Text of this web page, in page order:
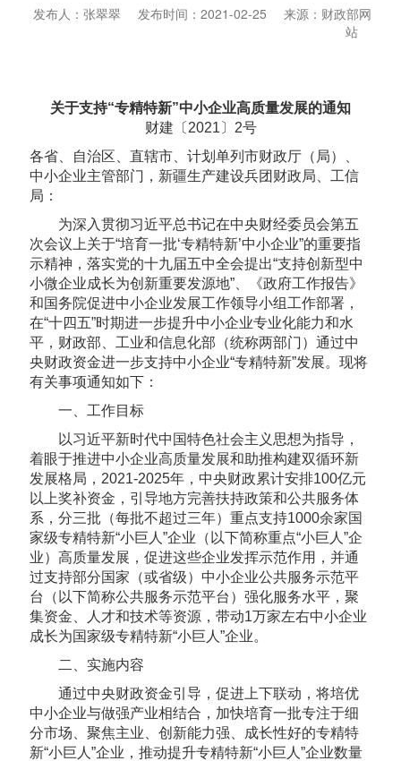
发布人：张翠翠 发布时间：2021-02-25
来源：财政部网
站
关于支持“专精特新”中小企业高质量发展的通知
财建〔2021〕2号
各省、自治区、直辖市、计划单列市财政厅（局）、
中小企业主管部门，新疆生产建设兵团财政局、工信
局：
为深入贯彻习近平总书记在中央财经委员会第五
次会议上关于“培育一批‘专精特新’中小企业”的重要指
示精神，落实党的十九届五中全会提出“支持创新型中
小微企业成长为创新重要发源地”、《政府工作报告》
和国务院促进中小企业发展工作领导小组工作部署，
在“十四五”时期进一步提升中小企业专业化能力和水
平，财政部、工业和信息化部（统称两部门）通过中
央财政资金进一步支持中小企业“专精特新”发展。现将
有关事项通知如下：
一、工作目标
以习近平新时代中国特色社会主义思想为指导，
着眼于推进中小企业高质量发展和助推构建双循环新
发展格局，2021-2025年，中央财政累计安排100亿元
以上奖补资金，引导地方完善扶持政策和公共服务体
系，分三批（每批不超过三年）重点支持1000余家国
家级专精特新“小巨人”企业（以下简称重点“小巨人”企
业）高质量发展，促进这些企业发挥示范作用，并通
过支持部分国家（或省级）中小企业公共服务示范平
台（以下简称公共服务示范平台）强化服务水平，聚
集资金、人才和技术等资源，带动1万家左右中小企业
成长为国家级专精特新“小巨人”企业。
二、实施内容
通过中央财政资金引导，促进上下联动，将培优
中小企业与做强产业相结合，加快培育一批专注于细
分市场、聚焦主业、创新能力强、成长性好的专精特
新“小巨人”企业，推动提升专精特新“小巨人”企业数量